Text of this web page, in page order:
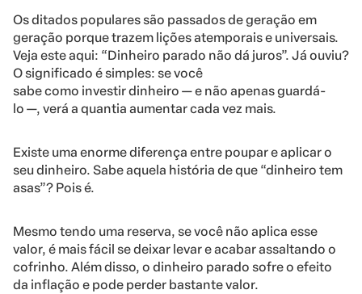
Os ditados populares são passados de geração em
geração porque trazem lições atemporais e universais.
Veja este aqui: “Dinheiro parado não dá juros”. Já ouviu?
O significado é simples: se você
sabe como investir dinheiro — e não apenas guardá-
lo —, verá a quantia aumentar cada vez mais.
Existe uma enorme diferença entre poupar e aplicar o
seu dinheiro. Sabe aquela história de que “dinheiro tem
asas”? Pois é.
Mesmo tendo uma reserva, se você não aplica esse
valor, é mais fácil se deixar levar e acabar assaltando o
cofrinho. Além disso, o dinheiro parado sofre o efeito
da inflação e pode perder bastante valor.